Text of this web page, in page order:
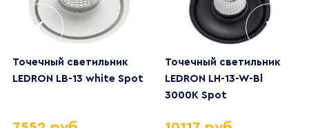
Точечный светильник
LEDRON LB-13 white Spot
Точечный светильник
LEDRON LH-13-W-Bl
3000K Spot